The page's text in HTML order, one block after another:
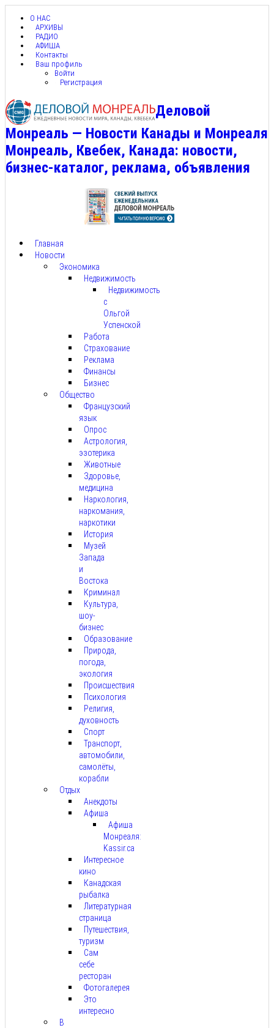
О НАС
АРХИВЫ
РАДИО
АФИША
Контакты
Ваш профиль
Войти
Регистрация
Деловой
Монреаль — Новости Канады и Монреаля
Монреаль, Квебек, Канада: новости,
бизнес-каталог, реклама, объявления
Главная
Новости
Экономика
Недвижимость
Недвижимость
с
Ольгой
Успенской
Работа
Страхование
Реклама
Финансы
Бизнес
Общество
Французский
язык
Опрос
Астрология,
эзотерика
Животные
Здоровье,
медицина
Наркология,
наркомания,
наркотики
История
Музей
Запада
и
Востока
Криминал
Культура,
шоу-
бизнес
Образование
Природа,
погода,
экология
Происшествия
Психология
Религия,
духовность
Спорт
Транспорт,
автомобили,
самолёты,
корабли
Отдых
Анекдоты
Афиша
Афиша
Монреаля:
Kassir.ca
Интересное
кино
Канадская
рыбалка
Литературная
страница
Путешествия,
туризм
Сам
себе
ресторан
Фотогалерея
Это
интересно
В